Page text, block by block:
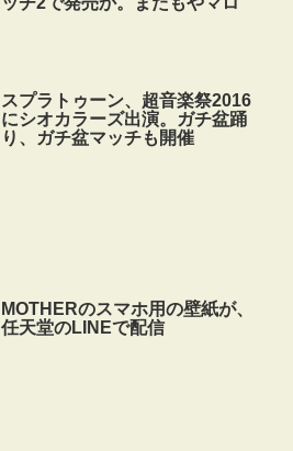
スプラトゥーン、超音楽祭2016
にシオカラーズ出演。ガチ盆踊
り、ガチ盆マッチも開催
MOTHERのスマホ用の壁紙が、
任天堂のLINEで配信